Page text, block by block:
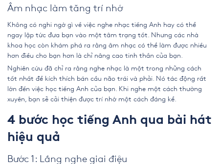
Âm nhạc làm tăng trí nhớ
Không có nghi ngờ gì về việc nghe nhạc tiếng Anh hay có thể
ngay lập tức đưa bạn vào một tâm trạng tốt. Nhưng các nhà
khoa học còn khám phá ra rằng âm nhạc có thể làm được nhiều
hơn điều cho bạn hơn là chỉ nâng cao tinh thần của bạn.
Nghiên cứu đã chỉ ra rằng nghe nhạc là một trong những cách
tốt nhất để kích thích bán cầu não trái và phải. Nó tác động rất
lớn đến việc học tiếng Anh của bạn. Khi nghe một cách thường
xuyên, bạn sẽ cải thiện được trí nhớ một cách đáng kể.
4 bước học tiếng Anh qua bài hát
hiệu quả
Bước 1: Lắng nghe giai điệu